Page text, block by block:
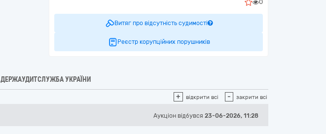
0
Витяг про відсутність судимості
Реєстр корупційних порушників
ДЕРЖАУДИТСЛУЖБА УКРАЇНИ
+ відкрити всі - закрити всі
Аукціон відбувся 23-06-2026, 11:28